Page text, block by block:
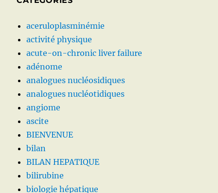
aceruloplasminémie
activité physique
acute-on-chronic liver failure
adénome
analogues nucléosidiques
analogues nucléotidiques
angiome
ascite
BIENVENUE
bilan
BILAN HEPATIQUE
bilirubine
biologie hépatique